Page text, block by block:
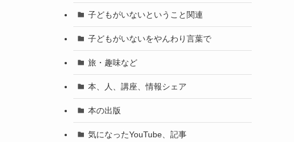
子どもがいないということ関連
子どもがいないをやんわり言葉で
旅・趣味など
本、人、講座、情報シェア
本の出版
気になったYouTube、記事